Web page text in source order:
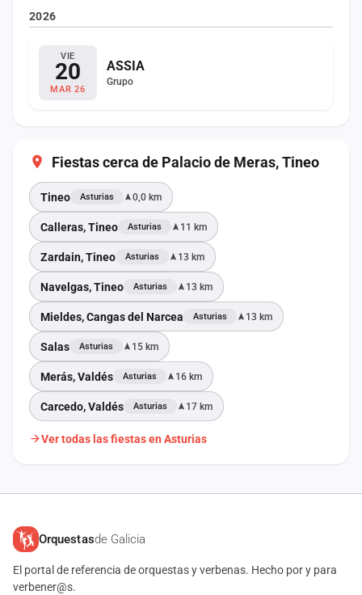
2026
VIE
20
MAR 26
ASSIA
Grupo
Fiestas cerca de Palacio de Meras, Tineo
Tineo Asturias 0,0 km
Calleras, Tineo Asturias 11 km
Zardain, Tineo Asturias 13 km
Navelgas, Tineo Asturias 13 km
Mieldes, Cangas del Narcea Asturias 13 km
Salas Asturias 15 km
Merás, Valdés Asturias 16 km
Carcedo, Valdés Asturias 17 km
Ver todas las fiestas en Asturias
Orquestasde Galicia
El portal de referencia de orquestas y verbenas. Hecho por y para
verbener@s.